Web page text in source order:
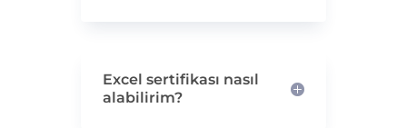
Excel sertifikası nasıl
alabilirim?